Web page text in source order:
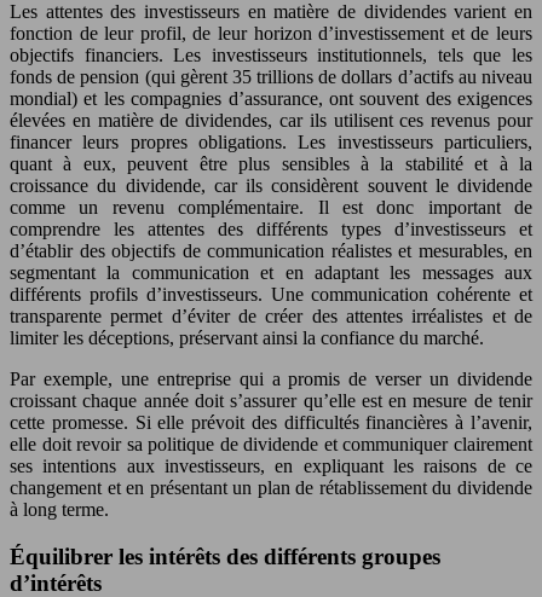
Les attentes des investisseurs en matière de dividendes varient en
fonction de leur profil, de leur horizon d’investissement et de leurs
objectifs financiers. Les investisseurs institutionnels, tels que les
fonds de pension (qui gèrent 35 trillions de dollars d’actifs au niveau
mondial) et les compagnies d’assurance, ont souvent des exigences
élevées en matière de dividendes, car ils utilisent ces revenus pour
financer leurs propres obligations. Les investisseurs particuliers,
quant à eux, peuvent être plus sensibles à la stabilité et à la
croissance du dividende, car ils considèrent souvent le dividende
comme un revenu complémentaire. Il est donc important de
comprendre les attentes des différents types d’investisseurs et
d’établir des objectifs de communication réalistes et mesurables, en
segmentant la communication et en adaptant les messages aux
différents profils d’investisseurs. Une communication cohérente et
transparente permet d’éviter de créer des attentes irréalistes et de
limiter les déceptions, préservant ainsi la confiance du marché.
Par exemple, une entreprise qui a promis de verser un dividende
croissant chaque année doit s’assurer qu’elle est en mesure de tenir
cette promesse. Si elle prévoit des difficultés financières à l’avenir,
elle doit revoir sa politique de dividende et communiquer clairement
ses intentions aux investisseurs, en expliquant les raisons de ce
changement et en présentant un plan de rétablissement du dividende
à long terme.
Équilibrer les intérêts des différents groupes
d’intérêts